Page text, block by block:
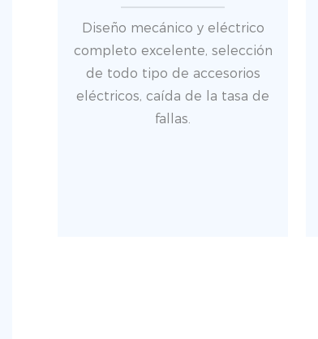
Diseño mecánico y eléctrico
completo excelente, selección
de todo tipo de accesorios
eléctricos, caída de la tasa de
fallas.